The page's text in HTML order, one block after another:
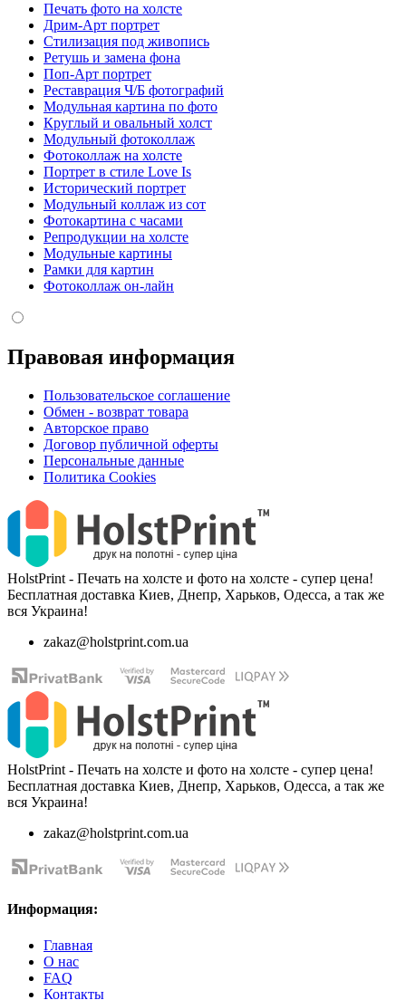
Печать фото на холсте
Дрим-Арт портрет
Стилизация под живопись
Ретушь и замена фона
Поп-Арт портрет
Реставрация Ч/Б фотографий
Модульная картина по фото
Круглый и овальный холст
Модульный фотоколлаж
Фотоколлаж на холсте
Портрет в стиле Love Is
Исторический портрет
Модульный коллаж из сот
Фотокартина с часами
Репродукции на холсте
Модульные картины
Рамки для картин
Фотоколлаж он-лайн
Правовая информация
Пользовательское соглашение
Обмен - возврат товара
Авторское право
Договор публичной оферты
Персональные данные
Политика Cookies
HolstPrint - Печать на холсте и фото на холсте - супер цена!
Бесплатная доставка Киев, Днепр, Харьков, Одесса, а так же
вся Украина!
zakaz@holstprint.com.ua
HolstPrint - Печать на холсте и фото на холсте - супер цена!
Бесплатная доставка Киев, Днепр, Харьков, Одесса, а так же
вся Украина!
zakaz@holstprint.com.ua
Информация:
Главная
О нас
FAQ
Контакты